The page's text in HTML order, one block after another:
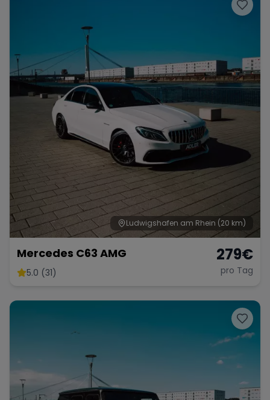
Ludwigshafen am Rhein (20 km)
Mercedes C63 AMG
5.0 (31)
279€
pro Tag